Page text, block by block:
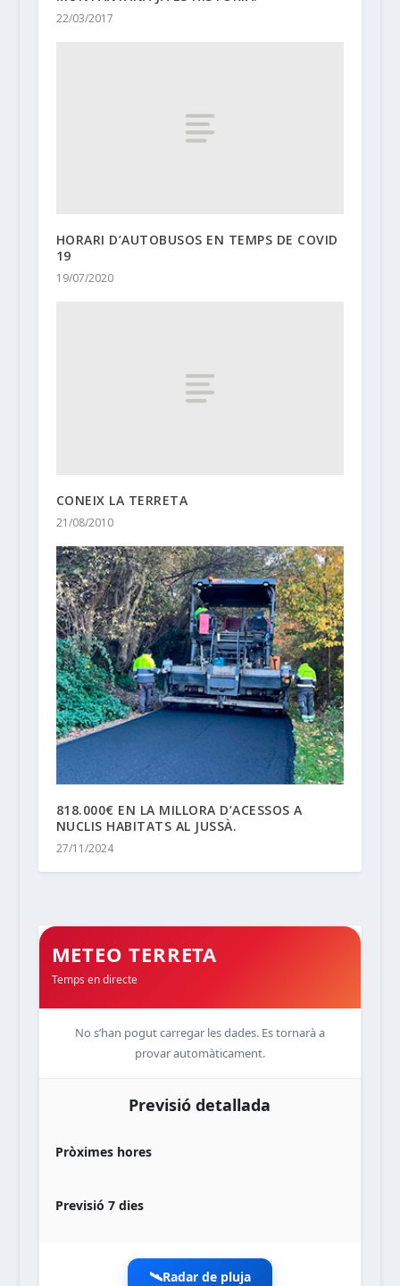
22/03/2017
HORARI D’AUTOBUSOS EN TEMPS DE COVID
19
19/07/2020
CONEIX LA TERRETA
21/08/2010
818.000€ EN LA MILLORA D’ACESSOS A
NUCLIS HABITATS AL JUSSÀ.
27/11/2024
METEO TERRETA
Temps en directe
No s’han pogut carregar les dades. Es tornarà a
provar automàticament.
Previsió detallada
Pròximes hores
Previsió 7 dies
🛰️Radar de pluja